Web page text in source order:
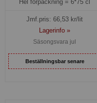
Hel förpackning = 6*75 cl
Jmf.pris: 66,53 kr/lit
Lagerinfo »
Säsongsvara jul
Beställningsbar senare